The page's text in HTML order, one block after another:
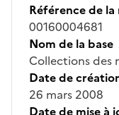
Référence de
00160004681
Nom de la base
Collections des
Date de
26 mars 2008
Date de mise à